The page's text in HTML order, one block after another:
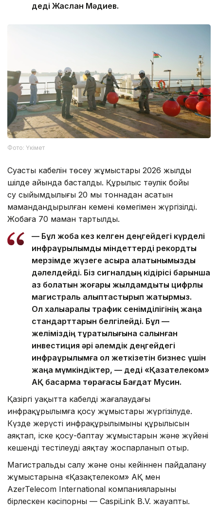
деді Жаслан Мәдиев.
Фото: Үкімет
Суасты кабелін төсеу жұмыстары 2026 жылдың
шілде айында басталды. Құрылыс тәулік бойы
су сыйымдылығы 20 мың тоннадан асатын
мамандандырылған кеменің көмегімен жүргізілді.
Жобаға 70 маман тартылды.
— Бұл жоба кез келген деңгейдегі күрделі
инфрақұрылымдық міндеттерді рекордтық
мерзімде жүзеге асыра алатынымызды
дәлелдейді. Біз сигналдың кідірісі барынша
аз болатын жоғары жылдамдықты цифрлық
магистраль қалыптастырып жатырмыз.
Ол халықаралық трафик сенімділігінің жаңа
стандарттарын белгілейді. Бұл —
желіміздің тұрақтылығына салынған
инвестиция әрі әлемдік деңгейдегі
инфрақұрылымға қол жеткізетін бизнес үшін
жаңа мүмкіндіктер, — деді «Қазақтелеком»
АҚ басқарма төрағасы Бағдат Мусин.
Қазіргі уақытта кабелді жағалаудағы
инфрақұрылымға қосу жұмыстары жүргізілуде.
Күзде жерүсті инфрақұрылымының құрылысын
аяқтап, іске қосу-баптау жұмыстарын және жүйені
кешенді тестілеуді аяқтау жоспарланып отыр.
Магистральды салу және оны кейіннен пайдалану
жұмыстарына «Қазақтелеком» АҚ мен
AzerTelecom International компанияларының
бірлескен кәсіпорны — CaspiLink B.V. жауапты.